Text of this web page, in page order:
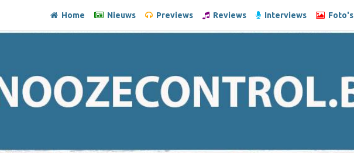
Home Nieuws Previews Reviews Interviews Foto's